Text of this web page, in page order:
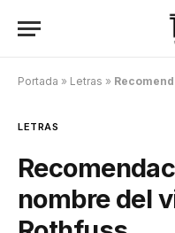
Portada » Letras »
LETRAS
nombre del